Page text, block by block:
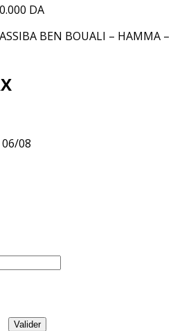
DA
BEN BOUALI – HAMMA –
06/08